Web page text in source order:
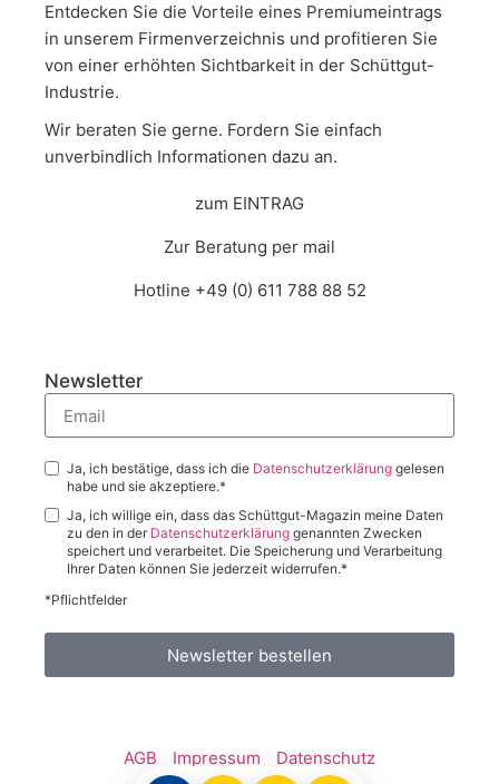
Entdecken Sie die Vorteile eines Premiumeintrags
in unserem Firmenverzeichnis und profitieren Sie
von einer erhöhten Sichtbarkeit in der Schüttgut-
Industrie.
Wir beraten Sie gerne. Fordern Sie einfach
unverbindlich Informationen dazu an.
zum EINTRAG
Zur Beratung per mail
Hotline +49 (0) 611 788 88 52
Newsletter
Ja, ich bestätige, dass ich die Datenschutzerklärung gelesen
habe und sie akzeptiere.*
Ja, ich willige ein, dass das Schüttgut-Magazin meine Daten
zu den in der Datenschutzerklärung genannten Zwecken
speichert und verarbeitet. Die Speicherung und Verarbeitung
Ihrer Daten können Sie jederzeit widerrufen.*
*Pflichtfelder
Newsletter bestellen
AGB Impressum Datenschutz